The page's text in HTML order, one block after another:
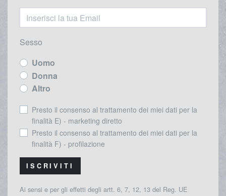
Sesso
Uomo
Donna
Altro
Presto il consenso al trattamento dei miei dati per la
finalità E) - marketing diretto
Presto il consenso al trattamento dei miei dati per la
finalità F) - profilazione
ISCRIVITI
Ai sensi e per gli effetti degli artt. 6, 7, 12, 13 del Reg. UE